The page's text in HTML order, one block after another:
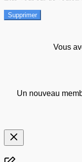
Supprimer
Vous
Un nouveau